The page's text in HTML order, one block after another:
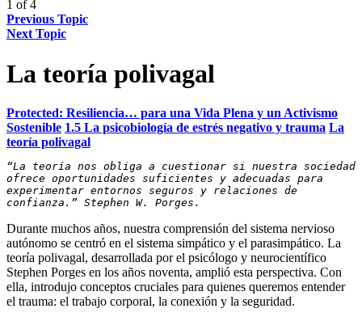
1 of 4
Previous Topic
Next Topic
La teoría polivagal
Protected: Resiliencia… para una Vida Plena y un Activismo
Sostenible 1.5 La psicobiología de estrés negativo y trauma La
teoría polivagal
“La teoría nos obliga a cuestionar si nuestra sociedad
ofrece oportunidades suficientes y adecuadas para
experimentar entornos seguros y relaciones de
confianza.” Stephen W. Porges.
Durante muchos años, nuestra comprensión del sistema nervioso
autónomo se centró en el sistema simpático y el parasimpático. La
teoría polivagal, desarrollada por el psicólogo y neurocientífico
Stephen Porges en los años noventa, amplió esta perspectiva. Con
ella, introdujo conceptos cruciales para quienes queremos entender
el trauma: el trabajo corporal, la conexión y la seguridad.